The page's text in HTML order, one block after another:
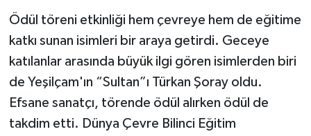
Ödül töreni etkinliği hem çevreye hem de eğitime
katkı sunan isimleri bir araya getirdi. Geceye
katılanlar arasında büyük ilgi gören isimlerden biri
de Yeşilçam'ın “Sultan”ı Türkan Şoray oldu.
Efsane sanatçı, törende ödül alırken ödül de
takdim etti. Dünya Çevre Bilinci Eğitim